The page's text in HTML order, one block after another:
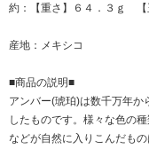
約：【重さ】６４．３ｇ 【
産地：メキシコ
■商品の説明■
アンバー(琥珀)は数千万年
したものです。様々な色の
などが自然に入りこんだも